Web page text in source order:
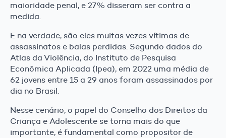
maioridade penal, e 27% disseram ser contra a
medida.
E na verdade, são eles muitas vezes vítimas de
assassinatos e balas perdidas. Segundo dados do
Atlas da Violência, do Instituto de Pesquisa
Econômica Aplicada (Ipea), em 2022 uma média de
62 jovens entre 15 a 29 anos foram assassinados por
dia no Brasil.
Nesse cenário, o papel do Conselho dos Direitos da
Criança e Adolescente se torna mais do que
importante, é fundamental como propositor de